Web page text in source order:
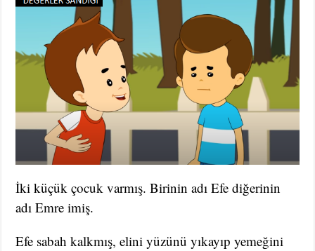
İki küçük çocuk varmış. Birinin adı Efe diğerinin
adı Emre imiş.
Efe sabah kalkmış, elini yüzünü yıkayıp yemeğini